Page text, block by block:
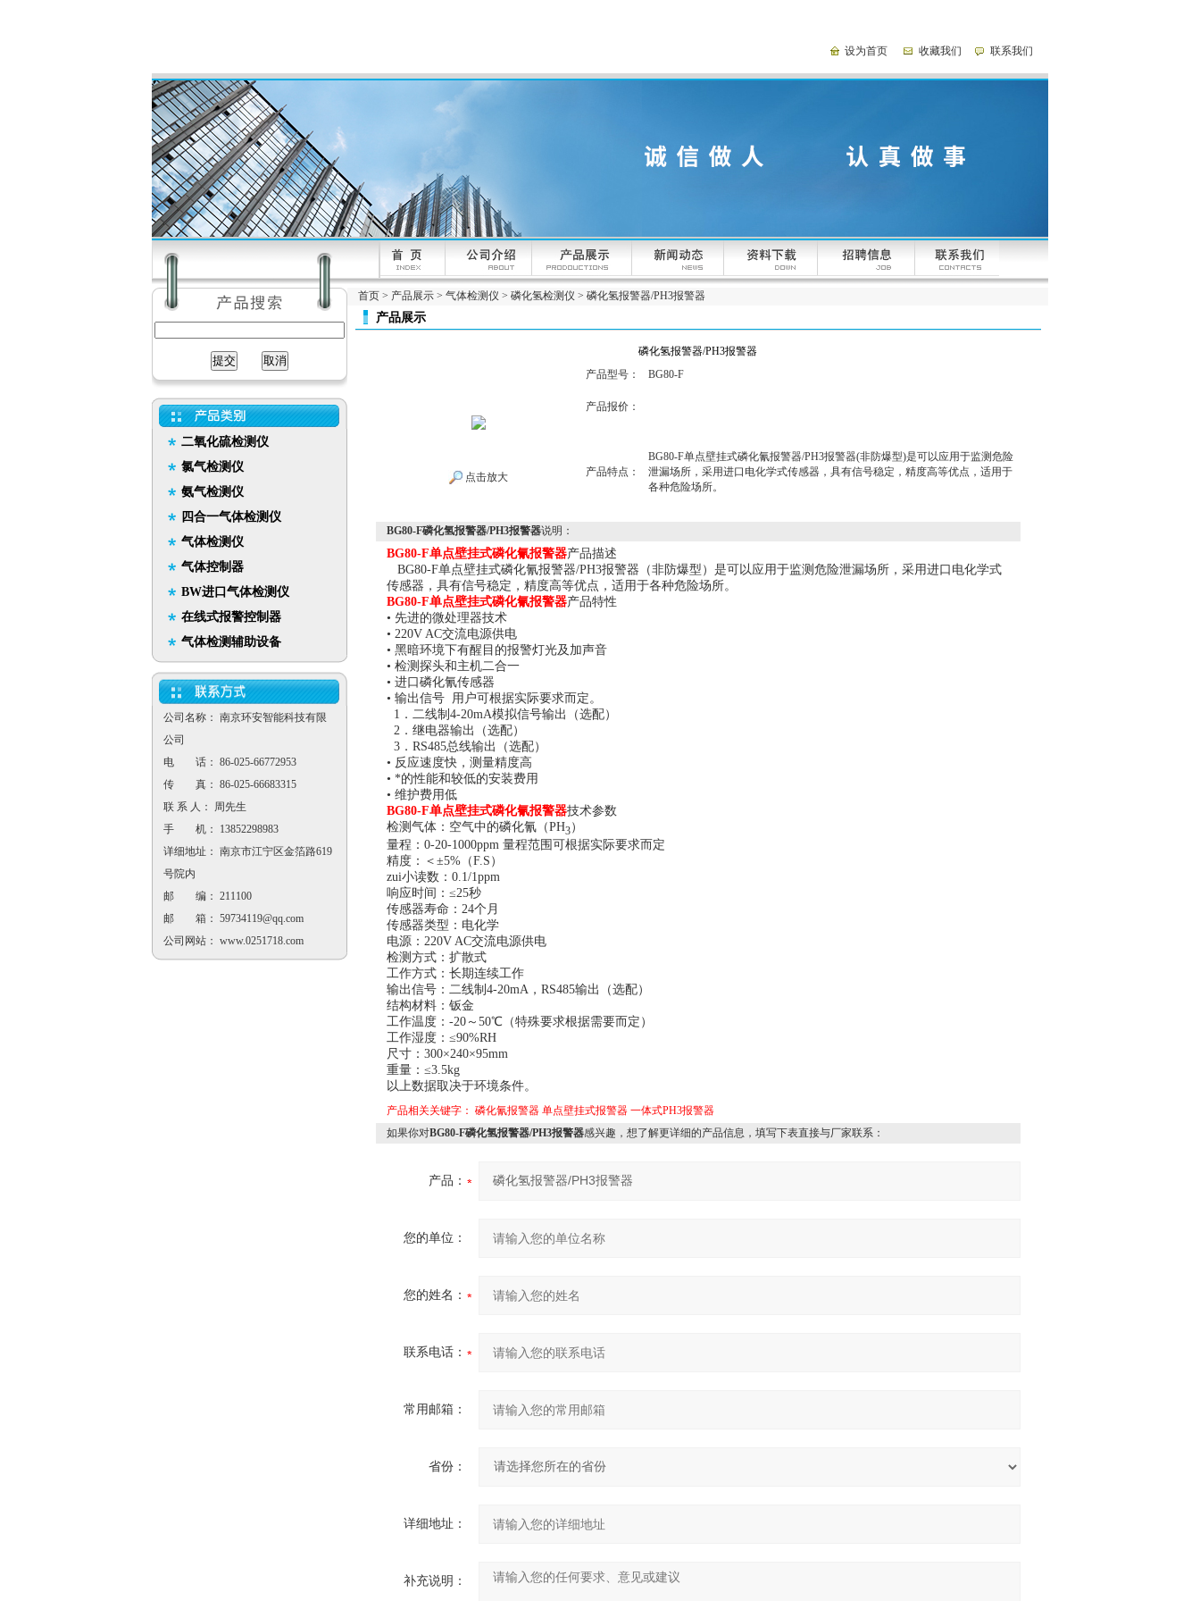
设为首页 收藏我们 联系我们
二氧化硫检测仪
氯气检测仪
氨气检测仪
四合一气体检测仪
气体检测仪
气体控制器
BW进口气体检测仪
在线式报警控制器
气体检测辅助设备
公司名称： 南京环安智能科技有限
公司
电 话： 86-025-66772953
传 真： 86-025-66683315
联 系 人： 周先生
手 机： 13852298983
详细地址： 南京市江宁区金箔路619
号院内
邮 编： 211100
邮 箱： 59734119@qq.com
公司网站： www.0251718.com
首页 > 产品展示 > 气体检测仪 > 磷化氢检测仪 > 磷化氢报警器/PH3报警器
产品展示
磷化氢报警器/PH3报警器
点击放大
产品型号： BG80-F
产品报价：
产品特点：
BG80-F单点壁挂式磷化氰报警器/PH3报警器(非防爆型)是可以应用于监测危险
泄漏场所，采用进口电化学式传感器，具有信号稳定，精度高等优点，适用于
各种危险场所。
BG80-F磷化氢报警器/PH3报警器说明：
BG80-F单点壁挂式磷化氰报警器产品描述
BG80-F单点壁挂式磷化氰报警器/PH3报警器（非防爆型）是可以应用于监测危险泄漏场所，采用进口电化学式
传感器，具有信号稳定，精度高等优点，适用于各种危险场所。
BG80-F单点壁挂式磷化氰报警器产品特性
• 先进的微处理器技术
• 220V AC交流电源供电
• 黑暗环境下有醒目的报警灯光及加声音
• 检测探头和主机二合一
• 进口磷化氰传感器
• 输出信号 用户可根据实际要求而定。
1．二线制4-20mA模拟信号输出（选配）
2．继电器输出（选配）
3．RS485总线输出（选配）
• 反应速度快，测量精度高
• *的性能和较低的安装费用
• 维护费用低
BG80-F单点壁挂式磷化氰报警器技术参数
检测气体：空气中的磷化氰（PH3）
量程：0-20-1000ppm 量程范围可根据实际要求而定
精度：＜±5%（F.S）
zui小读数：0.1/1ppm
响应时间：≤25秒
传感器寿命：24个月
传感器类型：电化学
电源：220V AC交流电源供电
检测方式：扩散式
工作方式：长期连续工作
输出信号：二线制4-20mA，RS485输出（选配）
结构材料：钣金
工作温度：-20～50℃（特殊要求根据需要而定）
工作湿度：≤90%RH
尺寸：300×240×95mm
重量：≤3.5kg
以上数据取决于环境条件。
产品相关关键字： 磷化氰报警器 单点壁挂式报警器 一体式PH3报警器
如果你对BG80-F磷化氢报警器/PH3报警器感兴趣，想了解更详细的产品信息，填写下表直接与厂家联系：
产品：
您的单位：
您的姓名：
联系电话：
常用邮箱：
省份：
详细地址：
补充说明：